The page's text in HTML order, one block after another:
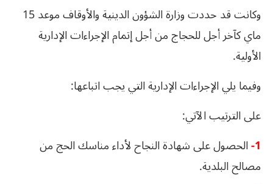
وكانت قد حددت وزارة الشؤون الدينية والأوقاف موعد 15
ماي كآخر أجل للحجاج من أجل إتمام الإجراءات الإدارية
الأولية.
وفيما يلي الإجراءات الإدارية التي يجب اتباعها:
على الترتيب الآتي:
1- الحصول على شهادة النجاح لأداء مناسك الحج من
مصالح البلدية.